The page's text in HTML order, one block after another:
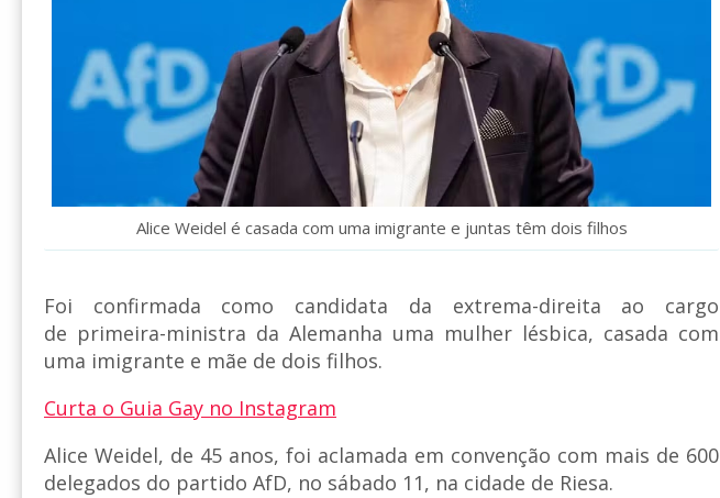
Alice Weidel é casada com uma imigrante e juntas têm dois filhos
Foi confirmada como candidata da extrema-direita ao cargo
de primeira-ministra da Alemanha uma mulher lésbica, casada com
uma imigrante e mãe de dois filhos.
Curta o Guia Gay no Instagram
Alice Weidel, de 45 anos, foi aclamada em convenção com mais de 600
delegados do partido AfD, no sábado 11, na cidade de Riesa.